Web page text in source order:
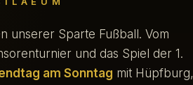
unserer Sparte Fußball. Vom
und das Spiel der 1.
am Sonntag mit Hüpfburg,